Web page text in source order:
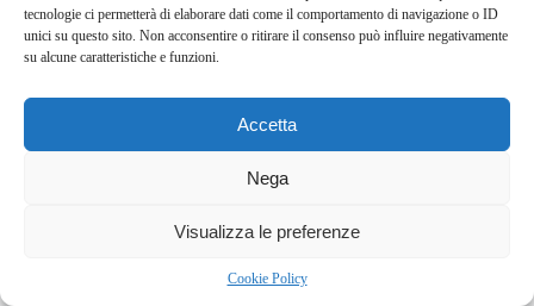
tecnologie ci permetterà di elaborare dati come il comportamento di navigazione o ID
unici su questo sito. Non acconsentire o ritirare il consenso può influire negativamente
su alcune caratteristiche e funzioni.
Accetta
Nega
Visualizza le preferenze
Cookie Policy
qualcuno capace di ascoltare quello che abbiamo da dire
senza esprimere un giudizio.
colloquio ègratuitoe, se poi vorrai lasciar perdere, potrai
qualsiasi momento.
Trova uno psicologo